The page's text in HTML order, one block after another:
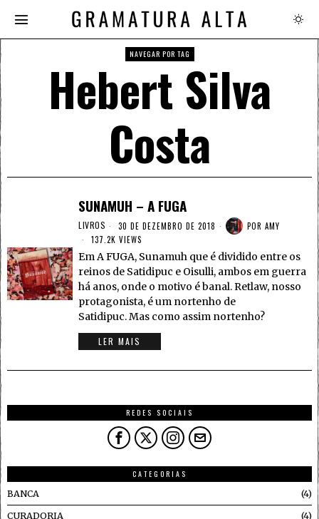
NAVEGAR POR TAG
Hebert Silva
Costa
SUNAMUH – A FUGA
LIVROS 30 DE DEZEMBRO DE 2018 POR AMY
137.2K VIEWS
Em A FUGA, Sunamuh que é dividido entre os
reinos de Satidipuc e Oisulli, ambos em guerra
há anos, onde o motivo é banal. Retlaw, nosso
protagonista, é um nortenho de
Satidipuc. Mas como assim nortenho?
LER MAIS
REDES SOCIAIS
CATEGORIAS
BANCA
4
CURADORIA 4